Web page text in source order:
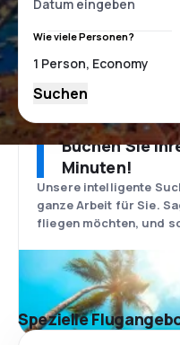
Wie viele Personen?
Suchen
Buchen Sie
Minuten!
Unsere intelligente
ganze Arbeit für Sie.
fliegen möchten, und
Spezielle